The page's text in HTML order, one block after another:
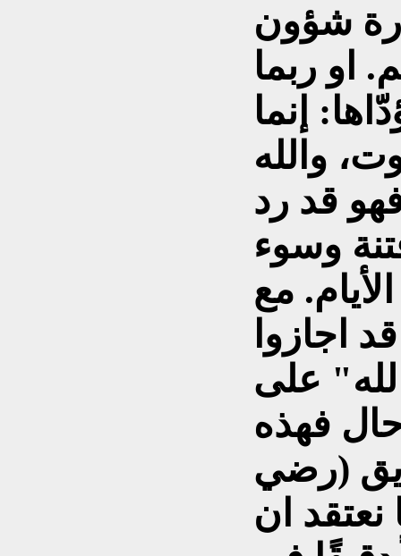
شؤون
او ربما
إنما
والله
قد رد
وسوء
مع
اجازوا
على
فهذه
(رضي
نعتقد ان